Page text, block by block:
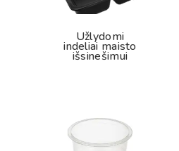
Užlydomi
indeliai maisto
išsinešimui